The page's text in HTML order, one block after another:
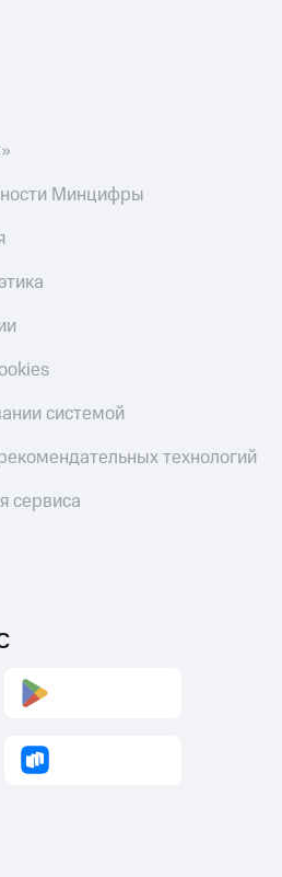
Минцифры
системой
технологий
сервиса